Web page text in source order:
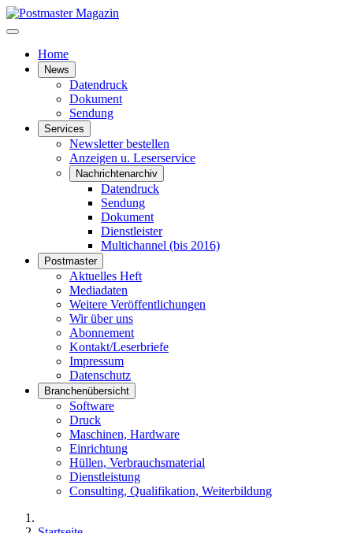
Home
News
Datendruck
Dokument
Sendung
Services
Newsletter bestellen
Anzeigen u. Leserservice
Nachrichtenarchiv
Datendruck
Sendung
Dokument
Dienstleister
Multichannel (bis 2016)
Postmaster
Aktuelles Heft
Mediadaten
Weitere Veröffentlichungen
Wir über uns
Abonnement
Kontakt/Leserbriefe
Impressum
Datenschutz
Branchenübersicht
Software
Druck
Maschinen, Hardware
Einrichtung
Hüllen, Verbrauchsmaterial
Dienstleistung
Consulting, Qualifikation, Weiterbildung